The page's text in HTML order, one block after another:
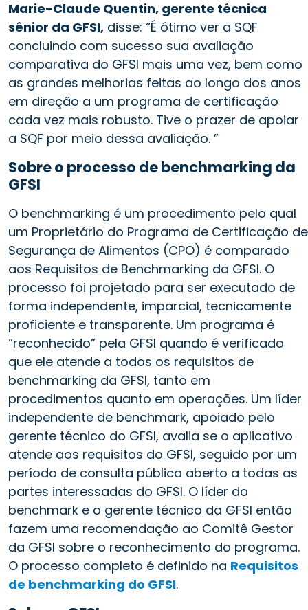
Marie-Claude Quentin, gerente técnica
sênior da GFSI, disse: “É ótimo ver a SQF
concluindo com sucesso sua avaliação
comparativa do GFSI mais uma vez, bem como
as grandes melhorias feitas ao longo dos anos
em direção a um programa de certificação
cada vez mais robusto. Tive o prazer de apoiar
a SQF por meio dessa avaliação. ”
Sobre o processo de benchmarking da
GFSI
O benchmarking é um procedimento pelo qual
um Proprietário do Programa de Certificação de
Segurança de Alimentos (CPO) é comparado
aos Requisitos de Benchmarking da GFSI. O
processo foi projetado para ser executado de
forma independente, imparcial, tecnicamente
proficiente e transparente. Um programa é
“reconhecido” pela GFSI quando é verificado
que ele atende a todos os requisitos de
benchmarking da GFSI, tanto em
procedimentos quanto em operações. Um líder
independente de benchmark, apoiado pelo
gerente técnico do GFSI, avalia se o aplicativo
atende aos requisitos do GFSI, seguido por um
período de consulta pública aberto a todas as
partes interessadas do GFSI. O líder do
benchmark e o gerente técnico da GFSI então
fazem uma recomendação ao Comitê Gestor
da GFSI sobre o reconhecimento do programa.
O processo completo é definido na Requisitos
de benchmarking do GFSI.